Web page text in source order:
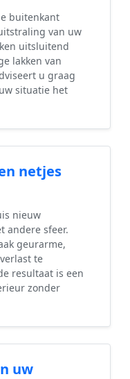
buitenkant
van uw
uitsluitend
lakken van
u graag
situatie het
netjes
nieuw
andere sfeer.
geurarme,
te
resultaat is een
zonder
uw